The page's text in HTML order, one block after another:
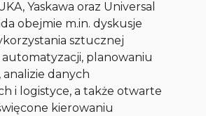
Yaskawa oraz Universal
obejmie m.in. dyskusje
sztucznej
planowaniu
danych
i logistyce, a także otwarte
kierowaniu